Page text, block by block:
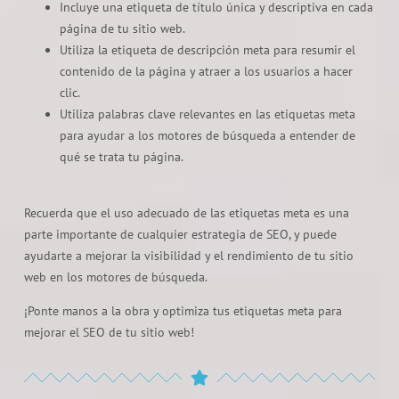
Incluye una etiqueta de título única y descriptiva en cada
página de tu sitio web.
Utiliza la etiqueta de descripción meta para resumir el
contenido de la página y atraer a los usuarios a hacer
clic.
Utiliza palabras clave relevantes en las etiquetas meta
para ayudar a los motores de búsqueda a entender de
qué se trata tu página.
Recuerda que el uso adecuado de las etiquetas meta es una
parte importante de cualquier estrategia de SEO, y puede
ayudarte a mejorar la visibilidad y el rendimiento de tu sitio
web en los motores de búsqueda.
¡Ponte manos a la obra y optimiza tus etiquetas meta para
mejorar el SEO de tu sitio web!